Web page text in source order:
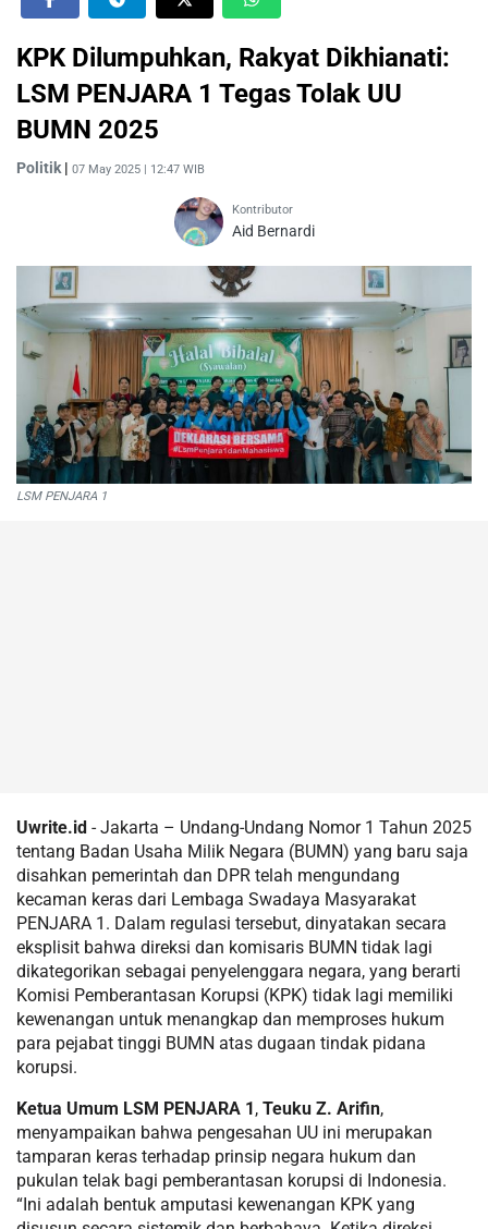
KPK Dilumpuhkan, Rakyat Dikhianati:
LSM PENJARA 1 Tegas Tolak UU
BUMN 2025
Politik | 07 May 2025 | 12:47 WIB
Kontributor
Aid Bernardi
LSM PENJARA 1
Uwrite.id - Jakarta – Undang-Undang Nomor 1 Tahun 2025
tentang Badan Usaha Milik Negara (BUMN) yang baru saja
disahkan pemerintah dan DPR telah mengundang
kecaman keras dari Lembaga Swadaya Masyarakat
PENJARA 1. Dalam regulasi tersebut, dinyatakan secara
eksplisit bahwa direksi dan komisaris BUMN tidak lagi
dikategorikan sebagai penyelenggara negara, yang berarti
Komisi Pemberantasan Korupsi (KPK) tidak lagi memiliki
kewenangan untuk menangkap dan memproses hukum
para pejabat tinggi BUMN atas dugaan tindak pidana
korupsi.
Ketua Umum LSM PENJARA 1, Teuku Z. Arifin,
menyampaikan bahwa pengesahan UU ini merupakan
tamparan keras terhadap prinsip negara hukum dan
pukulan telak bagi pemberantasan korupsi di Indonesia.
“Ini adalah bentuk amputasi kewenangan KPK yang